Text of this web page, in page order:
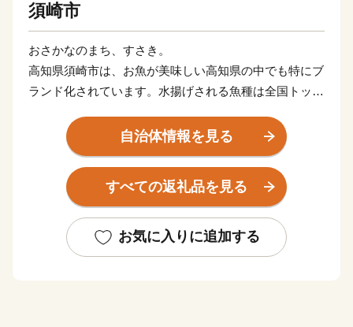
須崎市
おさかなのまち、すさき。
高知県須崎市は、お魚が美味しい高知県の中でも特にブ
ランド化されています。水揚げされる魚種は全国トップ
す。 池ノ浦や久通で捕れる伊勢えびや、養殖漁業発祥
の地野見湾の鯛やカンパチ、季節限定で食べられるメジ
カの刺身も人気を集め、鮮度抜群の魚貝類を楽しめま
す。また、黒潮の恵みをたっぷり受けた柑橘類、野菜も
★ABCテレビ「頂！キッチン」で【須崎勘八】を特
自治体情報を見る
すべての返礼品を見る
お気に入りに追加する